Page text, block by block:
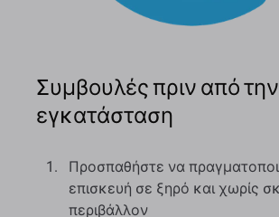
Συμβουλές πριν από την
εγκατάσταση
Προσπαθήστε να
επισκευή σε ξηρό και χωρίς
περιβάλλον